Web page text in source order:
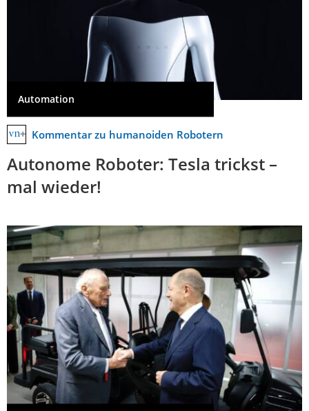
Automation
Kommentar zu humanoiden Robotern
Autonome Roboter: Tesla trickst –
mal wieder!